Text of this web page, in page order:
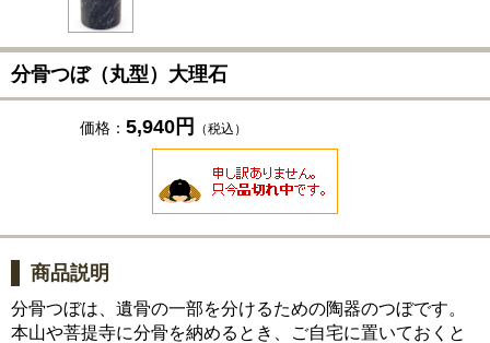
分骨つぼ（丸型）大理石
価格： 5,940円 （税込）
商品説明
分骨つぼは、遺骨の一部を分けるための陶器のつぼです。
本山や菩提寺に分骨を納めるとき、ご自宅に置いておくと